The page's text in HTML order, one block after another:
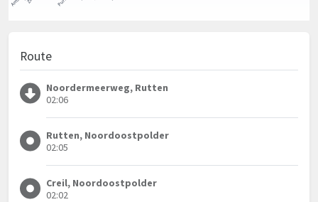
Route
Noordermeerweg, Rutten
02:06
Rutten, Noordoostpolder
02:05
Creil, Noordoostpolder
02:02